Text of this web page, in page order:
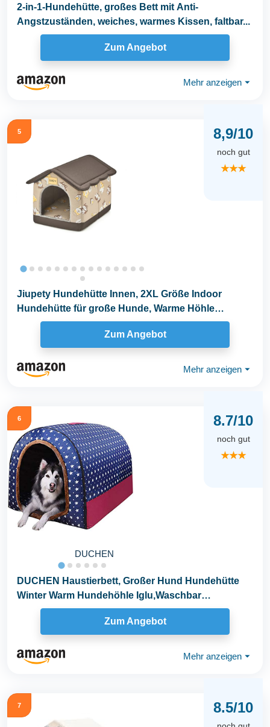
2-in-1-Hundehütte, großes Bett mit Anti-
Angstzuständen, weiches, warmes Kissen, faltbar...
Zum Angebot
Mehr anzeigen ⏷
5 8,9/10
noch gut
★★★
Jiupety Hundehütte Innen, 2XL Größe Indoor
Hundehütte für große Hunde, Warme Höhle
Schlafnest...
Zum Angebot
Mehr anzeigen ⏷
6
DUCHEN
8.7/10
noch gut
★★★
DUCHEN Haustierbett, Großer Hund Hundehütte
Winter Warm Hundehöhle Iglu,Waschbar
Hundehöhle...
Zum Angebot
Mehr anzeigen ⏷
7 8.5/10